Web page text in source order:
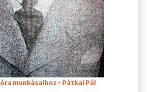
munkásaihoz - Pátkai Pál